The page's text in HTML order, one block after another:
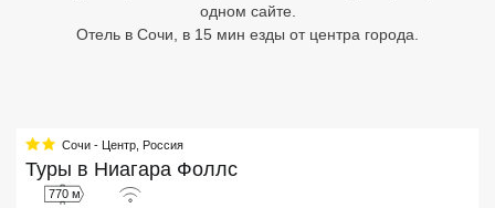
одном сайте.
Отель в Сочи, в 15 мин езды от центра города.
Сочи - Центр Россия
Туры в Ниагара Фоллс
770 м
Вьетнам
Хайнань